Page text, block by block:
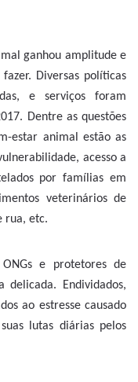
ganhou amplitude e
Diversas políticas
e serviços foram
Dentre as questões
estar animal estão as
acesso a
por famílias em
veterinários de
rua, etc.
e protetores de
delicada. Endividados,
ao estresse causado
lutas diárias pelos